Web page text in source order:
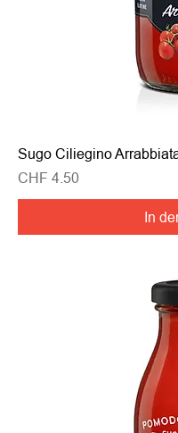
Sugo Ciliegino
Preis
CHF 4.50
In